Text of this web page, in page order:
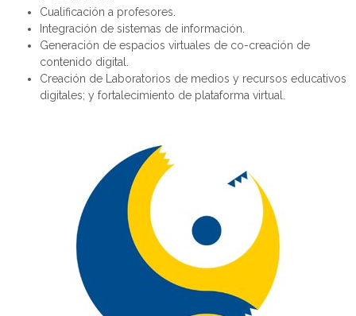
Cualificación a profesores.
Integración de sistemas de información.
Generación de espacios virtuales de co-creación de
contenido digital.
Creación de Laboratorios de medios y recursos educativos
digitales; y fortalecimiento de plataforma virtual.